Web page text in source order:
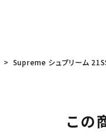
Supreme シュプリーム
この